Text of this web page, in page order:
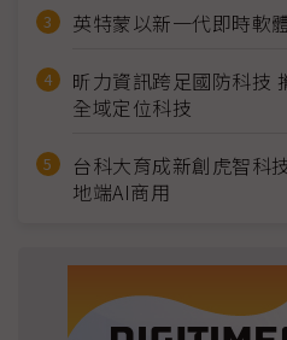
英特蒙以新一代即時軟
昕力資訊跨足國防科技
全域定位科技
台科大育成新創虎智科
地端AI商用